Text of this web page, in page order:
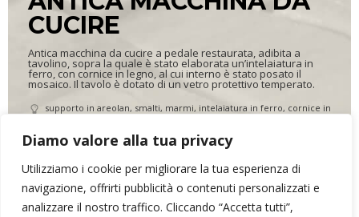
Diamo valore alla tua privacy
Utilizziamo i cookie per migliorare la tua esperienza di
navigazione, offrirti pubblicità o contenuti personalizzati e
analizzare il nostro traffico. Cliccando “Accetta tutti”,
CUCIRE
Antica macchina da cucire a pedale restaurata, adibita a
tavolino, sopra la quale è stato elaborata un’intelaiatura in
ferro, con cornice in legno, al cui interno è stato posato il
mosaico. Il tavolo è dotato di un vetro protettivo temperato.
supporto in areolan, smalti, marmi, intelaiatura in ferro, cornice in
50 x 80 cm, altezza 80 cm
ARR&DOmosaico di Elena Bonazzoli- P.IVA 02634390302 - Via dei